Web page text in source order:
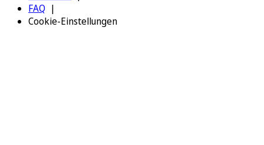
FAQ
Cookie-Einstellungen